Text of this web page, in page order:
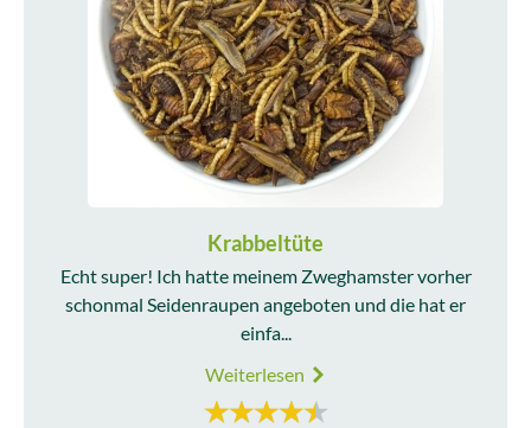
Krabbeltüte
Echt super! Ich hatte meinem Zweghamster vorher
schonmal Seidenraupen angeboten und die hat er
einfa...
Weiterlesen